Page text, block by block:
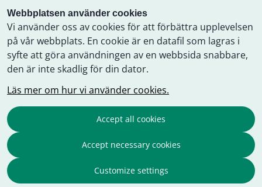
Webbplatsen använder cookies
Vi använder oss av cookies för att förbättra upplevelsen
på vår webbplats. En cookie är en datafil som lagras i
syfte att göra användningen av en webbsida snabbare,
den är inte skadlig för din dator.
Läs mer om hur vi använder cookies.
Accept all cookies
Accept necessary cookies
Customize settings